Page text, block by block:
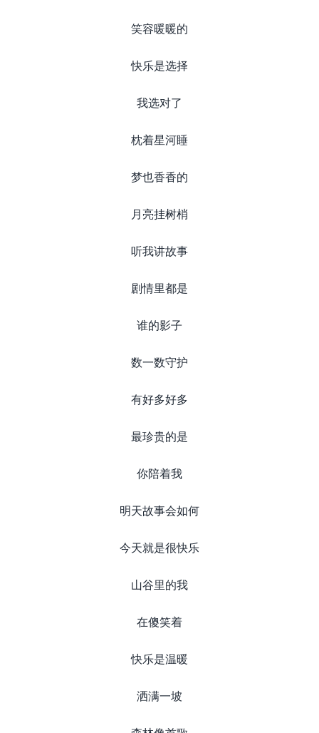
笑容暖暖的
快乐是选择
我选对了
枕着星河睡
梦也香香的
月亮挂树梢
听我讲故事
剧情里都是
谁的影子
数一数守护
有好多好多
最珍贵的是
你陪着我
明天故事会如何
今天就是很快乐
山谷里的我
在傻笑着
快乐是温暖
洒满一坡